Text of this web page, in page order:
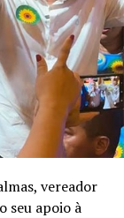
vereador
seu apoio à